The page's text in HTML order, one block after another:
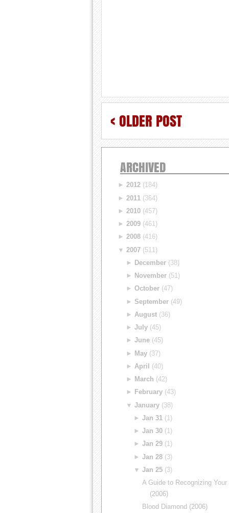
< OLDER POST
ARCHIVED
►2012 (184)
►2011 (364)
►2010 (457)
►2009 (461)
►2008 (416)
▼2007 (511)
►
December(38)
►
November(51)
► October(47)
► September(49)
► August(36)
► July(45)
► June(45)
► May(37)
► April
(40)
►
March (42)
►
February(43)
▼ January(38)
►Jan 31 (1)
►Jan 30 (1)
►Jan 29 (1)
►Jan 28 (3)
▼Jan 25 (3)
A Guide to Recognizing
(2006)
Blood Diamond (2006)